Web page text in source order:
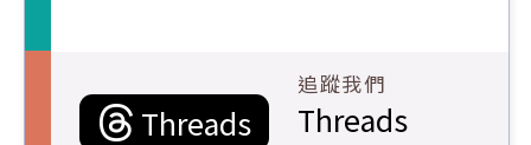
Threads
追蹤我們
Threads